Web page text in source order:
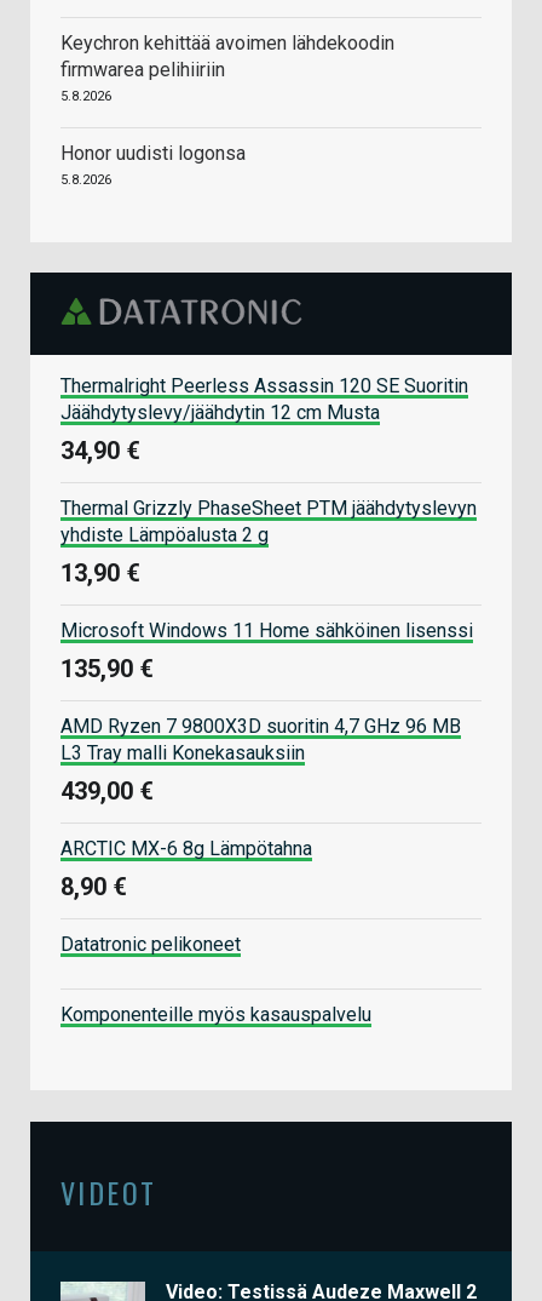
Keychron kehittää avoimen lähdekoodin
firmwarea pelihiiriin
5.8.2026
Honor uudisti logonsa
5.8.2026
Thermalright Peerless Assassin 120 SE Suoritin
Jäähdytyslevy/jäähdytin 12 cm Musta
34,90 €
Thermal Grizzly PhaseSheet PTM jäähdytyslevyn
yhdiste Lämpöalusta 2 g
13,90 €
Microsoft Windows 11 Home sähköinen lisenssi
135,90 €
AMD Ryzen 7 9800X3D suoritin 4,7 GHz 96 MB
L3 Tray malli Konekasauksiin
439,00 €
ARCTIC MX-6 8g Lämpötahna
8,90 €
Datatronic pelikoneet
Komponenteille myös kasauspalvelu
VIDEOT
Video: Testissä Audeze Maxwell 2